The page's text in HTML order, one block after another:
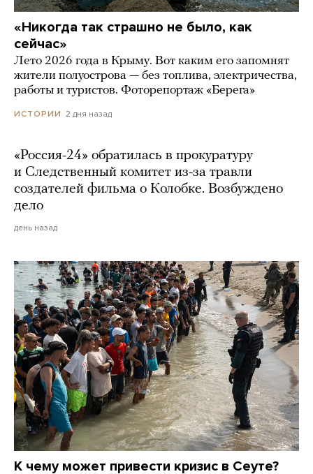
«Никогда так страшно не было, как
сейчас»
Лето 2026 года в Крыму. Вот каким его запомнят
жители полуострова — без топлива, электричества,
работы и туристов. Фоторепортаж «Берега»
ИСТОРИИ 2 дня назад
«Россия-24» обратилась в прокуратуру
и Следственный комитет из-за травли
создателей фильма о Колобке. Возбуждено
дело
день назад
К чему может привести кризис в Сеуте?